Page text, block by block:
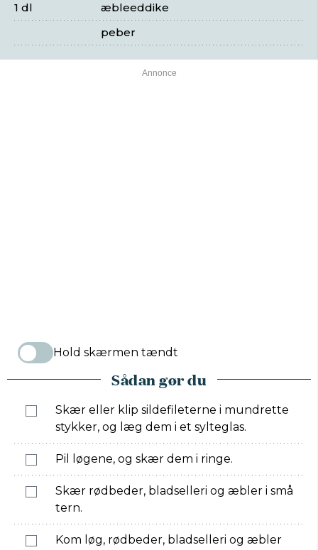
æbleeddike
1 dl
peber
Hold skærmen tændt
Sådan gør du
Skær eller klip sildefileterne i mundrette
stykker, og læg dem i et sylteglas.
Pil løgene, og skær dem i ringe.
Skær rødbeder, bladselleri og æbler i små
tern.
Kom løg, rødbeder, bladselleri og æbler